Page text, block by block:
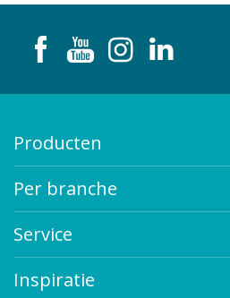
Producten
Per branche
Service
Inspiratie